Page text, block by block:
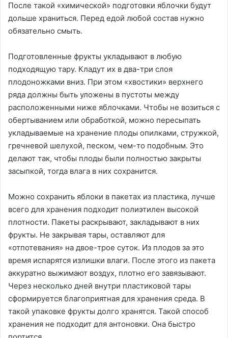
После такой «химической» подготовки яблочки будут
дольше храниться. Перед едой любой состав нужно
обязательно смыть.
Подготовленные фрукты укладывают в любую
подходящую тару. Кладут их в два-три слоя
плодоножками вниз. При этом «хвостики» верхнего
ряда должны быть уложены в пустоты между
расположенными ниже яблочками. Чтобы не возиться с
обертыванием или обработкой, можно пересыпать
укладываемые на хранение плоды опилками, стружкой,
гречневой шелухой, песком, чем-то подобным. Это
делают так, чтобы плоды были полностью закрыты
засыпкой, тогда влага в них сохранится.
Можно сохранить яблоки в пакетах из пластика, лучше
всего для хранения подходит полиэтилен высокой
плотности. Пакеты раскрывают, закладывают в них
фрукты. Не закрывая тары, оставляют для
«отпотевания» на двое-трое суток. Из плодов за это
время испарятся излишки влаги. После этого из пакета
аккуратно выжимают воздух, плотно его завязывают.
Через несколько дней внутри пластиковой тары
сформируется благоприятная для хранения среда. В
такой упаковке фрукты долго хранятся. Такой способ
хранения не подходит для антоновки. Она быстро